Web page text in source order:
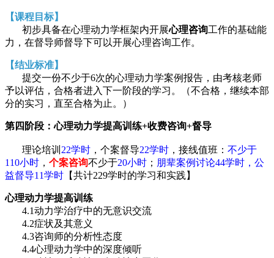
【课程目标】
初步具备在心理动力学框架内开展心理咨询工作的基础能
力，在督导师督导下可以开展心理咨询工作。
【结业标准】
提交一份不少于6次的心理动力学案例报告，由考核老师
予以评估，合格者进入下一阶段的学习。（不合格，继续本部
分的实习，直至合格为止。）
第四阶段：心理动力学提高训练+收费咨询+督导
理论培训 22学时 ，个案督导22学时 ，接线值班： 不少于
110小时 ， 个案咨询不少于20小时 ； 朋辈案例讨论44学时，公
益督导11学时 【共计229学时的学习和实践】
心理动力学提高训练
4.1动力学治疗中的无意识交流
4.2症状及其意义
4.3咨询师的分析性态度
4.4心理动力学中的深度倾听